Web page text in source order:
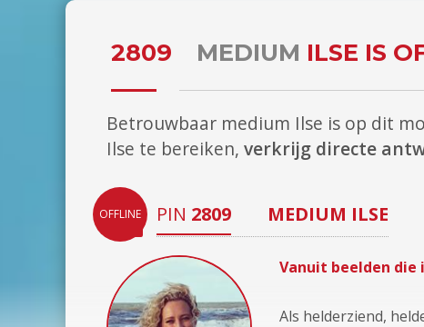
2809 MEDIUM ILSE IS
Betrouwbaar medium Ilse is op dit
Ilse te bereiken, verkrijg directe
OFFLINE PIN 2809 MEDIUM ILSE
Vanuit beelden
Als helderziend,